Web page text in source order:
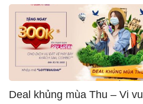
Deal khủng mùa Thu – Vi vu